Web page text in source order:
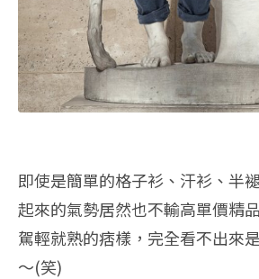
即使是簡單的格子衫、汗衫、半
起來的氣勢居然也不輸高單價精
駕輕就熟的痞樣，完全看不出來
～(笑)